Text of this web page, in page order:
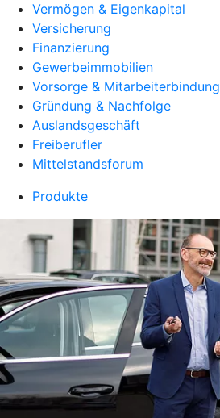
Vermögen & Eigenkapital
Versicherung
Finanzierung
Gewerbeimmobilien
Vorsorge & Mitarbeiterbindung
Gründung & Nachfolge
Auslandsgeschäft
Freiberufler
Mittelstandsforum
Produkte